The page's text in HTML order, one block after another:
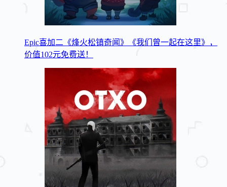
Epic喜加二《烽火松镇奇闻》《我们曾一起在这里》，
价值102元免费送！